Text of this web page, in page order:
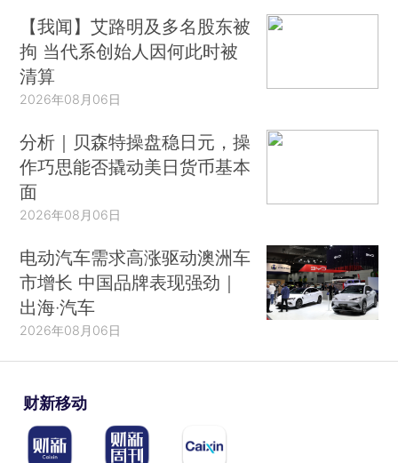
【我闻】艾路明及多名股东被
拘 当代系创始人因何此时被
清算
2026年08月06日
分析｜贝森特操盘稳日元，操
作巧思能否撬动美日货币基本
面
2026年08月06日
电动汽车需求高涨驱动澳洲车
市增长 中国品牌表现强劲｜
出海·汽车
2026年08月06日
财新移动